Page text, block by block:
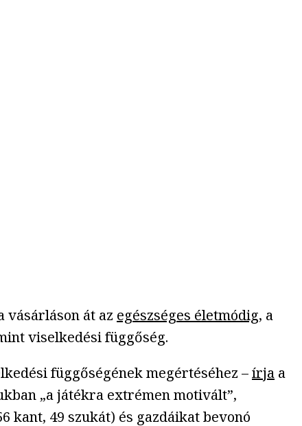
vásárláson át az egészséges életmódig, a
viselkedési függőség.
függőségének megértéséhez –írja a
„a játékra extrémen motivált”,
kant, 49 szukát) és gazdáikat bevonó